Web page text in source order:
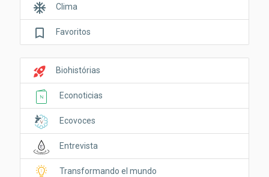
ac_unit Clima
bookmark_border Favoritos
rocket_launch Biohistórias
Econoticias
Ecovoces
Entrevista
Transformando el mundo